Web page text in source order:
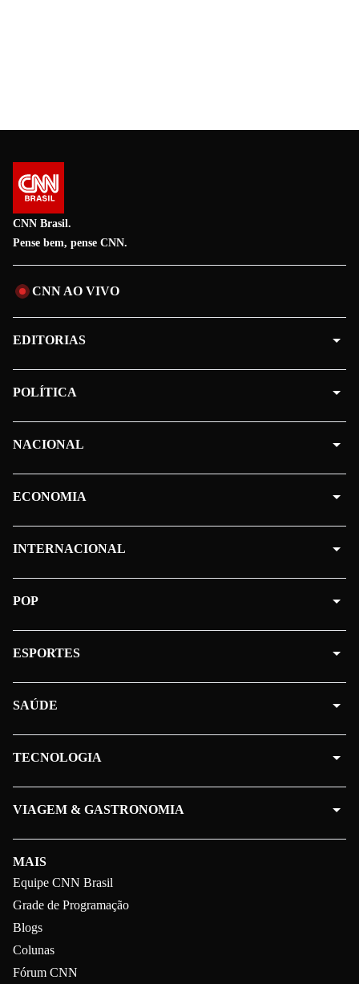
CNN Brasil.
Pense bem, pense CNN.
CNN AO VIVO
MAIS
Equipe CNN Brasil
Grade de Programação
Blogs
Colunas
Fórum CNN
EDITORIAS
POLÍTICA
NACIONAL
ECONOMIA
INTERNACIONAL
POP
ESPORTES
SAÚDE
TECNOLOGIA
VIAGEM & GASTRONOMIA